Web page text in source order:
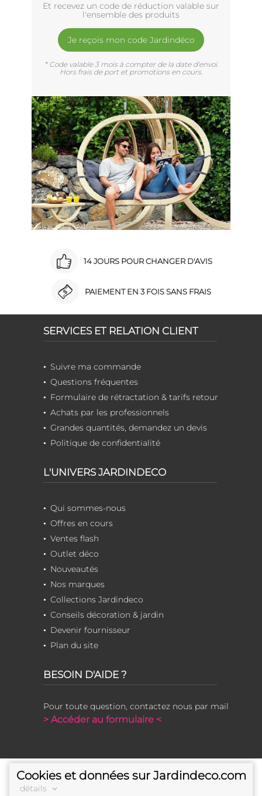
Et recevez un code de réduction valable sur
l'ensemble des produits
Je reçois mon code Jardindéco
* Code valable 3 mois à compter de la date d'envoi.
Hors frais de port et promotions en cours.
14 JOURS POUR CHANGER D'AVIS
PAIEMENT EN 3 FOIS SANS FRAIS
SERVICES ET RELATION CLIENT
Suivre ma commande
Questions fréquentes
Formulaire de rétractation & tarifs retour
Achats par les professionnels
Grandes quantités, demandez un devis
Politique de confidentialité
L'UNIVERS JARDINDECO
Qui sommes-nous
Offres en cours
Ventes flash
Outlet déco
Nouveautés
Nos marques
Collections Jardindeco
Conseils décoration & jardin
Devenir fournisseur
Plan du site
BESOIN D'AIDE ?
Pour toute question, contactez nous par mail
> Accéder au formulaire <
Cookies et données sur Jardindeco.com
détails